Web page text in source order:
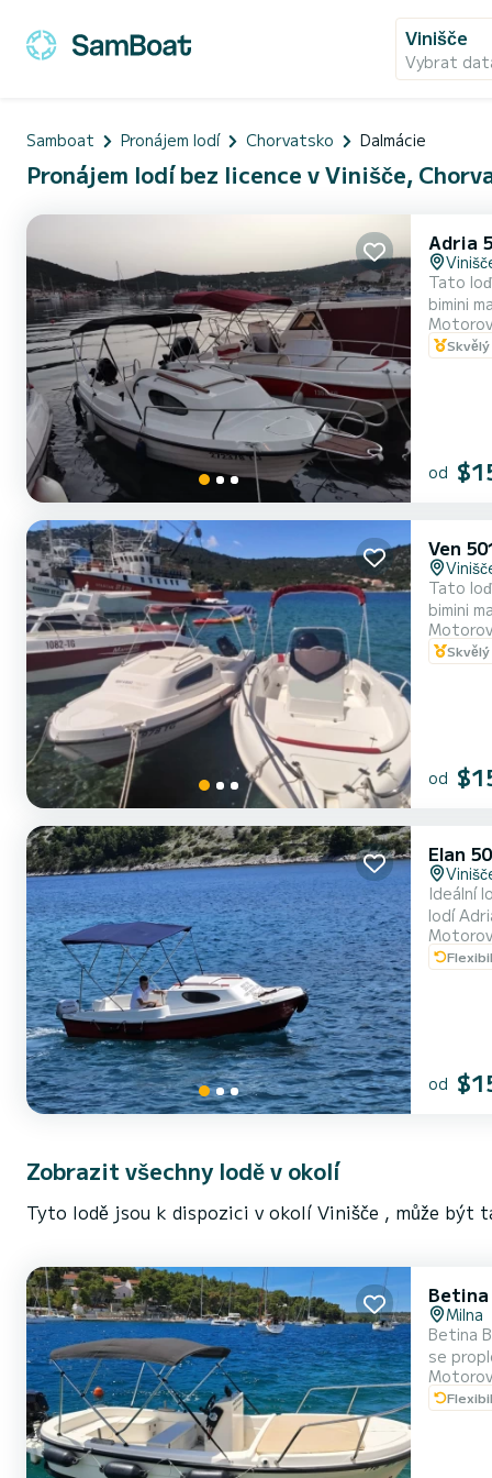
Vinišče
Vybrat
Samboat Pronájem lodí Chorvatsko Dalmácie
Pronájem lodí bez licence v Vinišče,
Adria
Tato
bimini
pláž
Brač
od
Ven
Tato
bimini
krásnou
ostrov
od
Elan
Ideální
lodí
křišťálově čisté moře a
od
Zobrazit všechny lodě v okolí
Tyto lodě jsou k dispozici v okolí Vinišče , může být
Betina
Milna
Betina
se
daleko
volant